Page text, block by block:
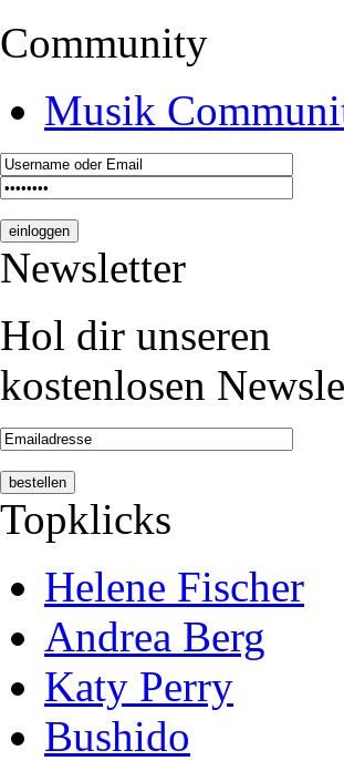
Community
Musik
Newsletter
Hol dir unseren
kostenlosen
Topklicks
Helene Fischer
Andrea Berg
Katy Perry
Bushido